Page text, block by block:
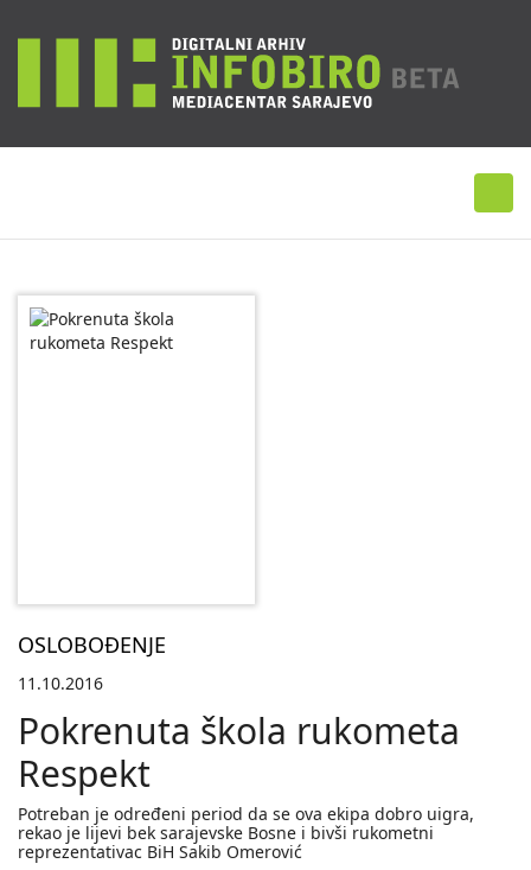
OSLOBOĐENJE
11.10.2016
Pokrenuta škola rukometa
Respekt
Potreban je određeni period da se ova ekipa dobro uigra,
rekao je lijevi bek sarajevske Bosne i bivši rukometni
reprezentativac BiH Sakib Omerović